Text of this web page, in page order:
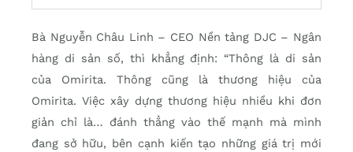
Bà Nguyễn Châu Linh – CEO Nền tảng DJC – Ngân
hàng di sản số, thì khẳng định: “Thông là di sản
của Omirita. Thông cũng là thương hiệu của
Omirita. Việc xây dựng thương hiệu nhiều khi đơn
giản chỉ là… đánh thẳng vào thế mạnh mà mình
đang sở hữu, bên cạnh kiến tạo những giá trị mới